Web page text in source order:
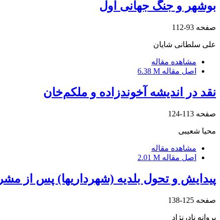
بوشهر و جنگ جهانی اول
صفحه 93-112
علی سلطانی شایان
مشاهده مقاله
اصل مقاله 6.38 M
نقد در اندیشه آخوندزاده و ملکم‌خان
صفحه 113-124
محیا شعیبی
مشاهده مقاله
اصل مقاله 2.01 M
پیدایش و تحول بلدیه (شهرداریها) پس از
صفحه 125-138
پروانه نادرنژاد